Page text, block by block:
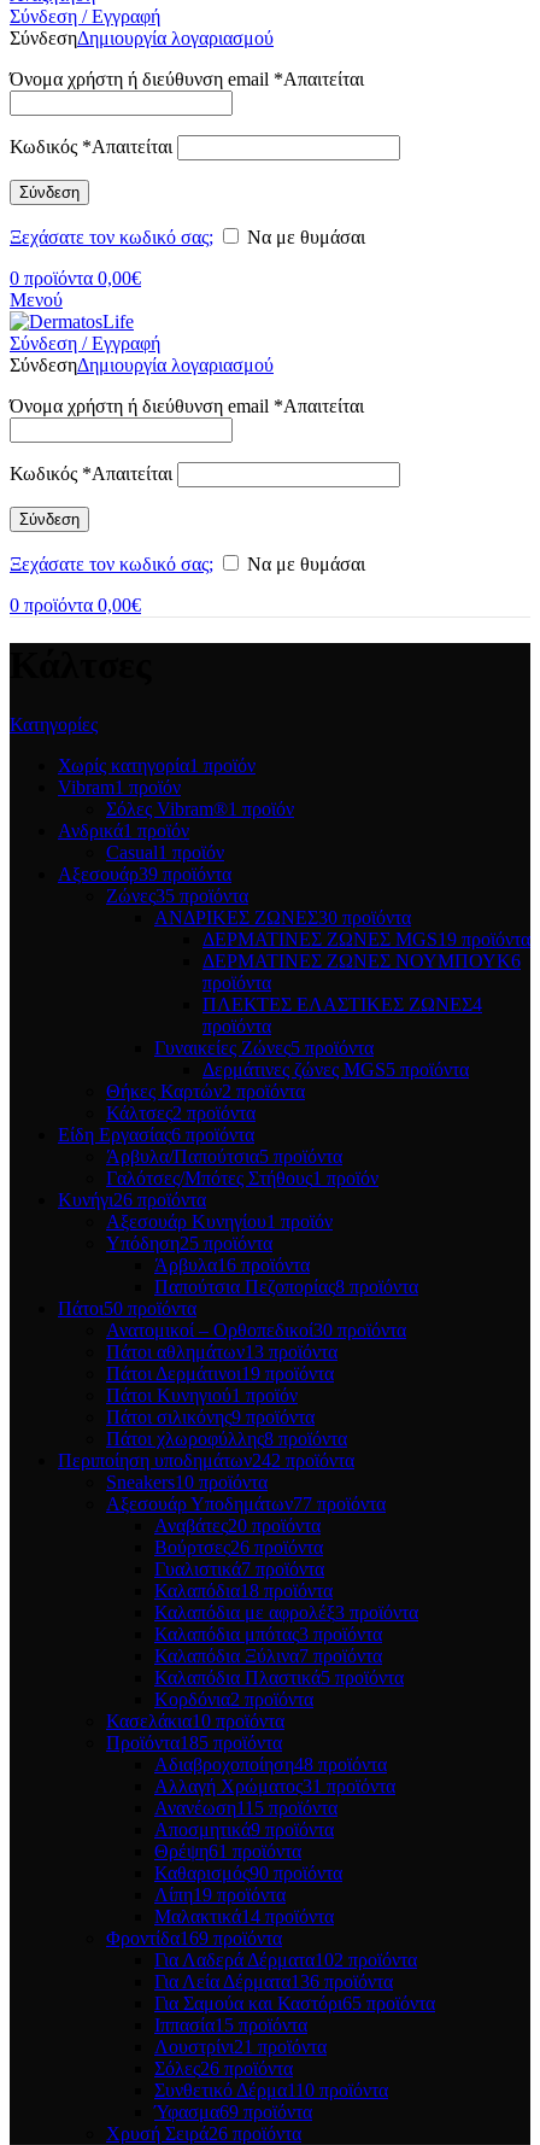
Σύνδεση / Εγγραφή
ΣύνδεσηΔημιουργία λογαριασμού
Όνομα χρήστη ή διεύθυνση email *Απαιτείται
Κωδικός *Απαιτείται
Σύνδεση
Ξεχάσατε τον κωδικό σας;
Να με θυμάσαι
0 προϊόντα 0,00€
Μενού
Σύνδεση / Εγγραφή
ΣύνδεσηΔημιουργία λογαριασμού
Όνομα χρήστη ή διεύθυνση email *Απαιτείται
Κωδικός *Απαιτείται
Σύνδεση
Ξεχάσατε τον κωδικό σας;
Να με θυμάσαι
0 προϊόντα 0,00€
Κατηγορίες
Χωρίς κατηγορία1 προϊόν
Vibram1 προϊόν
Σόλες Vibram®1 προϊόν
Ανδρικά1 προϊόν
Casual1 προϊόν
Αξεσουάρ39 προϊόντα
Ζώνες35 προϊόντα
ΑΝΔΡΙΚΕΣ ΖΩΝΕΣ30 προϊόντα
ΔΕΡΜΑΤΙΝΕΣ ΖΩΝΕΣ MGS19 προϊόντα
ΔΕΡΜΑΤΙΝΕΣ ΖΩΝΕΣ ΝΟΥΜΠΟΥΚ6
προϊόντα
ΠΛΕΚΤΕΣ ΕΛΑΣΤΙΚΕΣ ΖΩΝΕΣ4
προϊόντα
Γυναικείες Ζώνες5 προϊόντα
Δερμάτινες ζώνες MGS5 προϊόντα
Θήκες Καρτών2 προϊόντα
Κάλτσες2 προϊόντα
Είδη Εργασίας6 προϊόντα
Άρβυλα/Παπούτσια5 προϊόντα
Γαλότσες/Μπότες Στήθους1 προϊόν
Κυνήγι26 προϊόντα
Αξεσουάρ Κυνηγίου1 προϊόν
Υπόδηση25 προϊόντα
Άρβυλα16 προϊόντα
Παπούτσια Πεζοπορίας8 προϊόντα
Πάτοι50 προϊόντα
Ανατομικοί – Ορθοπεδικοί30 προϊόντα
Πάτοι αθλημάτων13 προϊόντα
Πάτοι Δερμάτινοι19 προϊόντα
Πάτοι Κυνηγιού1 προϊόν
Πάτοι σιλικόνης9 προϊόντα
Πάτοι χλωροφύλλης8 προϊόντα
Περιποίηση υποδημάτων242 προϊόντα
Sneakers10 προϊόντα
Αξεσουάρ Υποδημάτων77 προϊόντα
Αναβάτες20 προϊόντα
Βούρτσες26 προϊόντα
Γυαλιστικά7 προϊόντα
Καλαπόδια18 προϊόντα
Καλαπόδια με αφρολέξ3 προϊόντα
Καλαπόδια μπότας3 προϊόντα
Καλαπόδια Ξύλινα7 προϊόντα
Καλαπόδια Πλαστικά5 προϊόντα
Κορδόνια2 προϊόντα
Κασελάκια10 προϊόντα
Προϊόντα185 προϊόντα
Αδιαβροχοποίηση48 προϊόντα
Αλλαγή Χρώματος31 προϊόντα
Ανανέωση115 προϊόντα
Αποσμητικά9 προϊόντα
Θρέψη61 προϊόντα
Καθαρισμός90 προϊόντα
Λίπη19 προϊόντα
Μαλακτικά14 προϊόντα
Φροντίδα169 προϊόντα
Για Λαδερά Δέρματα102 προϊόντα
Για Λεία Δέρματα136 προϊόντα
Για Σαμούα και Καστόρι65 προϊόντα
Ιππασία15 προϊόντα
Λουστρίνι21 προϊόντα
Σόλες26 προϊόντα
Συνθετικό Δέρμα110 προϊόντα
Ύφασμα69 προϊόντα
Χρυσή Σειρά26 προϊόντα